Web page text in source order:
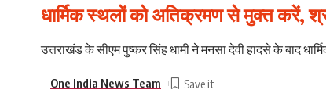
धार्मिक स्थलों को अतिक्रमण से मुक्त करें,
उत्तराखंड के सीएम पुष्कर सिंह धामी ने मनसा देवी हादसे के बाद
One India News Team